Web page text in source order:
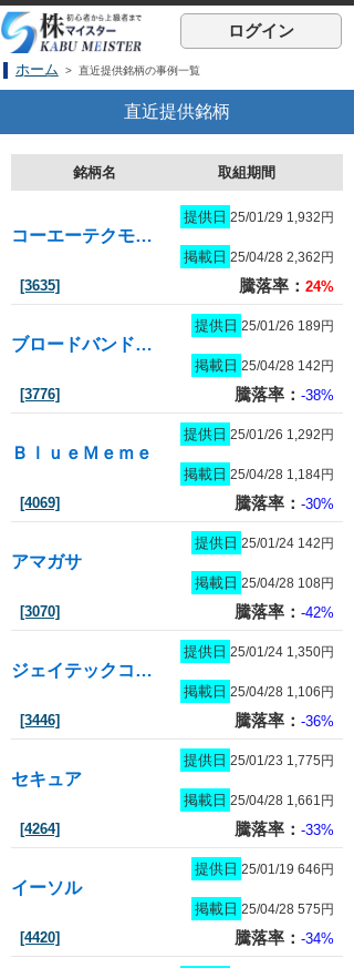
ログイン
ホーム > 直近提供銘柄の事例一覧
直近提供銘柄
銘柄名 取組期間
コーエーテクモホールディングス
提供日 25/01/29 1,932円
掲載日 25/04/28 2,362円
[3635] 騰落率： 24%
ブロードバンドタワー
提供日 25/01/26 189円
掲載日 25/04/28 142円
[3776] 騰落率： -38%
ＢｌｕｅＭｅｍｅ
提供日 25/01/26 1,292円
掲載日 25/04/28 1,184円
[4069] 騰落率： -30%
アマガサ
提供日 25/01/24 142円
掲載日 25/04/28 108円
[3070] 騰落率： -42%
ジェイテックコーポレーション
提供日 25/01/24 1,350円
掲載日 25/04/28 1,106円
[3446] 騰落率： -36%
セキュア
提供日 25/01/23 1,775円
掲載日 25/04/28 1,661円
[4264] 騰落率： -33%
イーソル
提供日 25/01/19 646円
掲載日 25/04/28 575円
[4420] 騰落率： -34%